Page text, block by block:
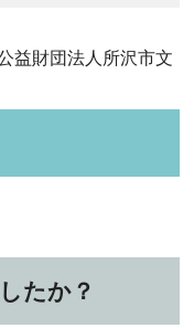
益財団法人所沢市文
たか？